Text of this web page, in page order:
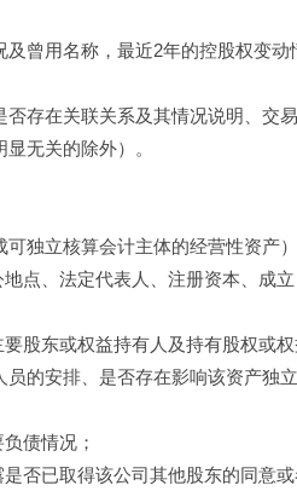
名称，最近2年的控股权变动
关联关系及其情况说明、交易
无关的除外）。
独立核算会计主体的经营性资产）
点、法定代表人、注册资本、成
或权益持有人及持有股权或权
的安排、是否存在影响该资产独
债情况；
取得该公司其他股东的同意或